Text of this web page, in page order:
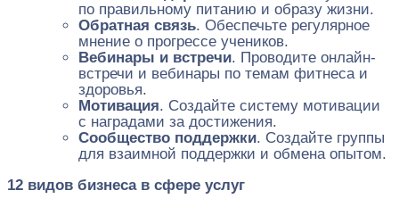
по правильному питанию и образу жизни.
Обратная связь. Обеспечьте регулярное
мнение о прогрессе учеников.
Вебинары и встречи. Проводите онлайн-
встречи и вебинары по темам фитнеса и
здоровья.
Мотивация. Создайте систему мотивации
с наградами за достижения.
Сообщество поддержки. Создайте группы
для взаимной поддержки и обмена опытом.
12 видов бизнеса в сфере услуг